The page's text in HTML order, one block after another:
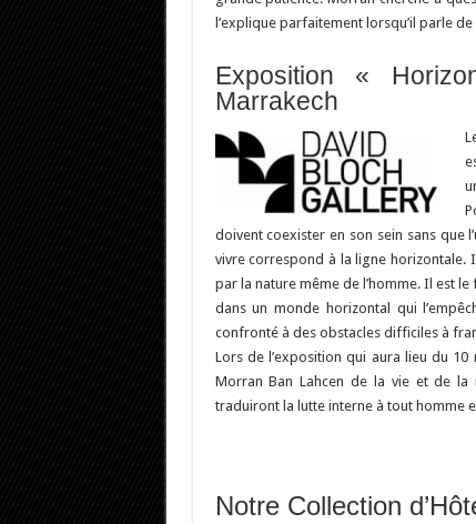
l’explique parfaitement lorsqu’il parle
Exposition «
Marrakech
doivent coexister en son sein sans que
vivre correspond à la ligne horizontale.
par la nature même de l’homme. Il est
dans un monde horizontal qui
confronté à des obstacles difficiles à
Lors de l’exposition qui aura lieu du
Morran Ban Lahcen de la vie et de
traduiront la lutte interne à tout homme
Notre Collection